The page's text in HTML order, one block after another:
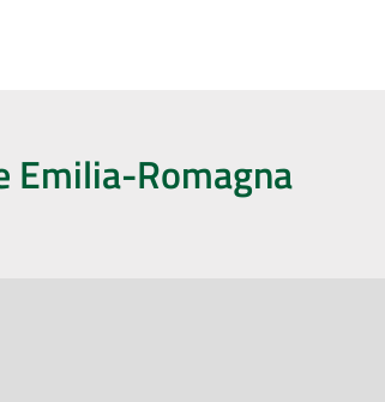
Emilia-Romagna